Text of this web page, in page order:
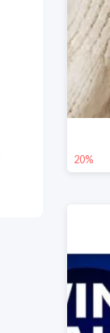
20%